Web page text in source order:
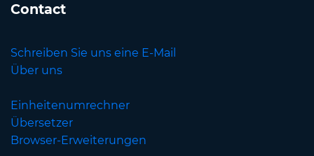
Contact
Schreiben Sie uns eine E-Mail
Über uns
Einheitenumrechner
Übersetzer
Browser-Erweiterungen